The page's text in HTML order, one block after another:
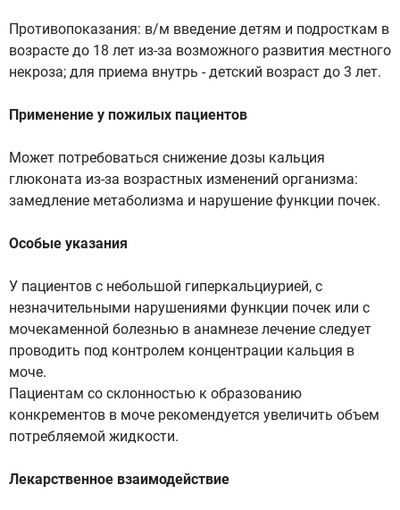
Противопоказания: в/м введение детям и подросткам в
возрасте до 18 лет из-за возможного развития местного
некроза; для приема внутрь - детский возраст до 3 лет.
Применение у пожилых пациентов
Может потребоваться снижение дозы кальция
глюконата из-за возрастных изменений организма:
замедление метаболизма и нарушение функции почек.
Особые указания
У пациентов с небольшой гиперкальциурией, с
незначительными нарушениями функции почек или с
мочекаменной болезнью в анамнезе лечение следует
проводить под контролем концентрации кальция в
моче.
Пациентам со склонностью к образованию
конкрементов в моче рекомендуется увеличить объем
потребляемой жидкости.
Лекарственное взаимодействие